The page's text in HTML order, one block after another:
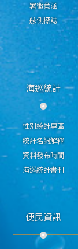
署徽意涵
舷側標誌
海巡統計
性別統計專區
統計名詞解釋
資料發布時間
海巡統計書刊
便民資訊